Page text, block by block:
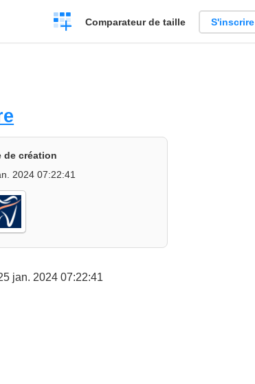
Créer
un
Comparateur de taille S'inscrire
de création
2024 07:22:41
jan. 2024 07:22:41